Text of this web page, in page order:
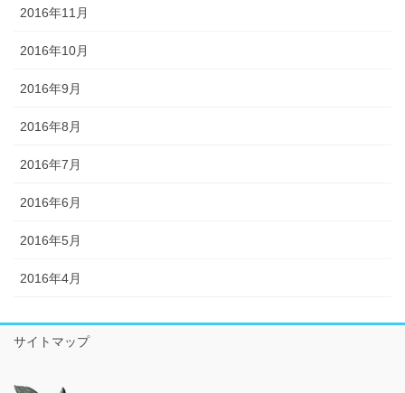
2016年11月
2016年10月
2016年9月
2016年8月
2016年7月
2016年6月
2016年5月
2016年4月
サイトマップ